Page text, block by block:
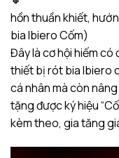
hồn thuần khiết,
bia Ibiero Cốm)
Đây là cơ hội hiếm có
thiết bị rót bia Ibiero
cá nhân mà còn
tặng được ký hiệu
kèm theo, gia tăng